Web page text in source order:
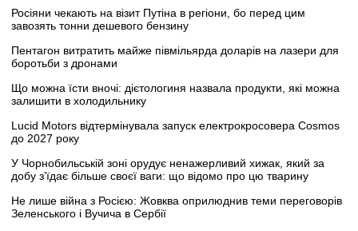
Росіяни чекають на візит Путіна в регіони, бо перед цим
завозять тонни дешевого бензину
Пентагон витратить майже півмільярда доларів на лазери для
боротьби з дронами
Що можна їсти вночі: дієтологиня назвала продукти, які можна
залишити в холодильнику
Lucid Motors відтермінувала запуск електрокросовера Cosmos
до 2027 року
У Чорнобильській зоні орудує ненажерливий хижак, який за
добу з’їдає більше своєї ваги: що відомо про цю тварину
Не лише війна з Росією: Жовква оприлюднив теми переговорів
Зеленського і Вучича в Сербії